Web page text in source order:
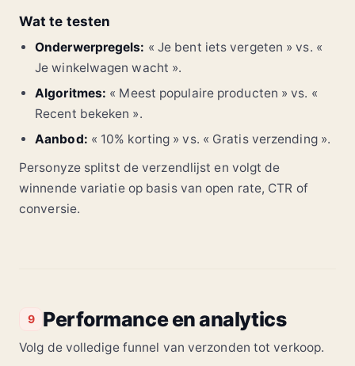
Wat te testen
Onderwerpregels: « Je bent iets vergeten » vs. «
Je winkelwagen wacht ».
Algoritmes: « Meest populaire producten » vs. «
Recent bekeken ».
Aanbod: « 10% korting » vs. « Gratis verzending ».
Personyze splitst de verzendlijst en volgt de
winnende variatie op basis van open rate, CTR of
conversie.
9 Performance en analytics
Volg de volledige funnel van verzonden tot verkoop.